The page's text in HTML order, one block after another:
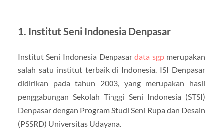
1. Institut Seni Indonesia Denpasar
Institut Seni Indonesia Denpasardata sgpmerupakan
salah satu institut terbaik di Indonesia. ISI Denpasar
didirikan pada tahun 2003, yang merupakan hasil
penggabungan Sekolah Tinggi Seni Indonesia (STSI)
Denpasar dengan Program Studi Seni Rupa dan Desain
(PSSRD) Universitas Udayana.